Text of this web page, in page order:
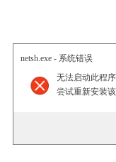
netsh.exe - 系统错误
无法启动此程
尝试重新安装